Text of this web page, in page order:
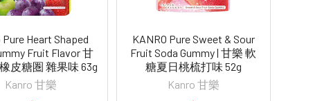
Pure Heart Shaped
Fruit Flavor 甘
皮糖圏 雜果味 63g
Kanro 甘樂
KANRO Pure Sweet & Sour
Fruit Soda Gummy | 甘樂 軟
糖夏日桃梳打味 52g
Kanro 甘樂